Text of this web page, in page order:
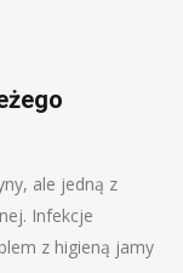
ale jedną z
Infekcje
z higieną jamy